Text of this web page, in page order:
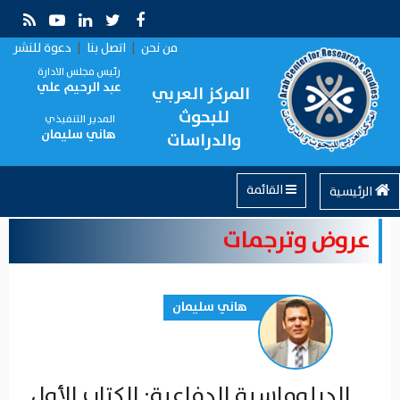
من نحن | اتصل بنا | دعوة للنشر
المركز العربي
للبحوث
والدراسات
رئيس مجلس الادارة
عبد الرحيم علي
المدير التنفيذي
هاني سليمان
الرئيسية
عروض وترجمات
هاني سليمان